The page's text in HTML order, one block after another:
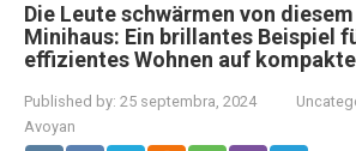
Die Leute schwärmen von
Minihaus: Ein brillantes Beispiel
effizientes Wohnen auf
Published by: 25 septembra, 2024
Avoyan